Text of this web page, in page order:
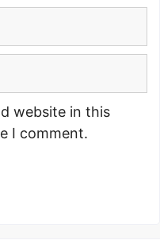
website in this
I comment.